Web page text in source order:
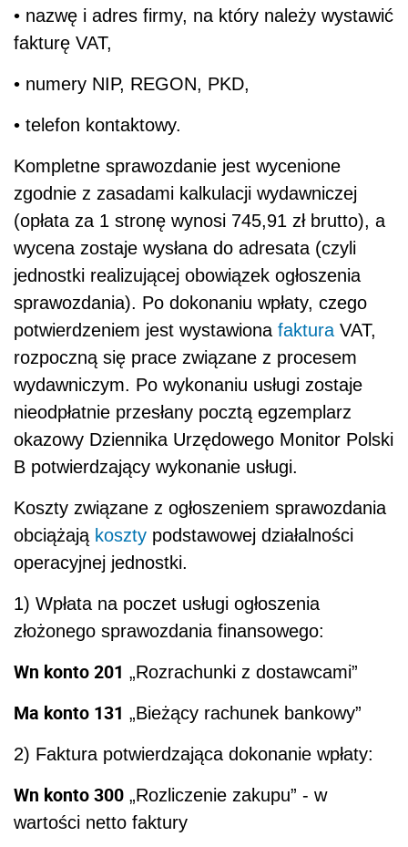
• nazwę i adres firmy, na który należy wystawić
fakturę VAT,
• numery NIP, REGON, PKD,
• telefon kontaktowy.
Kompletne sprawozdanie jest wycenione
zgodnie z zasadami kalkulacji wydawniczej
(opłata za 1 stronę wynosi 745,91 zł brutto), a
wycena zostaje wysłana do adresata (czyli
jednostki realizującej obowiązek ogłoszenia
sprawozdania). Po dokonaniu wpłaty, czego
potwierdzeniem jest wystawiona faktura VAT,
rozpoczną się prace związane z procesem
wydawniczym. Po wykonaniu usługi zostaje
nieodpłatnie przesłany pocztą egzemplarz
okazowy Dziennika Urzędowego Monitor Polski
B potwierdzający wykonanie usługi.
Koszty związane z ogłoszeniem sprawozdania
obciążają koszty podstawowej działalności
operacyjnej jednostki.
1) Wpłata na poczet usługi ogłoszenia
złożonego sprawozdania finansowego:
Wn konto 201 „Rozrachunki z dostawcami”
Ma konto 131 „Bieżący rachunek bankowy”
2) Faktura potwierdzająca dokonanie wpłaty:
Wn konto 300 „Rozliczenie zakupu” - w
wartości netto faktury